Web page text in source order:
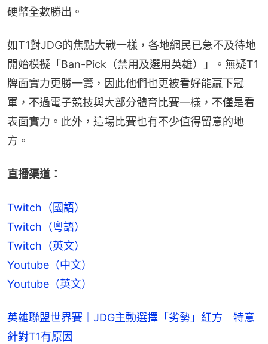
硬幣全數勝出。
如T1對JDG的焦點大戰一樣，各地網民已急不及待地
開始模擬「Ban-Pick（禁用及選用英雄）」。無疑T1
牌面實力更勝一籌，因此他們也更被看好能贏下冠
軍，不過電子競技與大部分體育比賽一樣，不僅是看
表面實力。此外，這場比賽也有不少值得留意的地
方。
直播渠道：
Twitch（國語）
Twitch（粵語）
Twitch（英文）
Youtube（中文）
Youtube（英文）
英雄聯盟世界賽｜JDG主動選擇「劣勢」紅方 特意
針對T1有原因